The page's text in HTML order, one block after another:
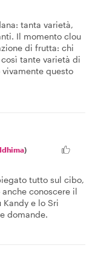
tanta varietà,
Il momento clou
di frutta: chi
tante varietà di
questo
)
tutto sul cibo,
conoscere il
e lo Sri
domande.